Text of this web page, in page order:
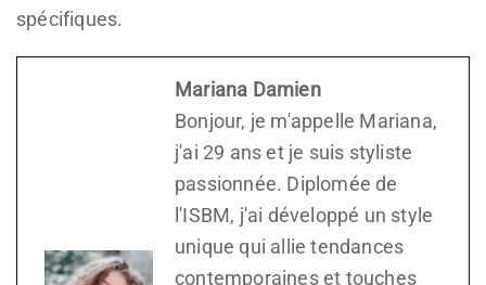
spécifiques.
Mariana Damien
Bonjour, je m'appelle Mariana,
j'ai 29 ans et je suis styliste
passionnée. Diplomée de
l'ISBM, j'ai développé un style
unique qui allie tendances
contemporaines et touches